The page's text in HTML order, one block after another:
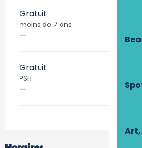
Gratuit
moins de 7 ans
—
Gratuit
PSH
—